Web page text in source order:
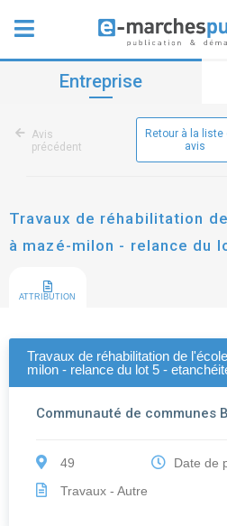
Entreprise
Avis
précédent
Retour à la liste
avis
Travaux de réhabilitation
à mazé-milon - relance du
ATTRIBUTION
Travaux de réhabilitation de
milon - relance du lot 5 -
Communauté de communes
49
Travaux - Autre
Date de